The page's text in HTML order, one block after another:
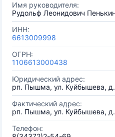
Имя руководителя:
Рудольф Леонидович Пенькин
ИНН:
6613009998
ОГРН:
1106613000438
Юридический адрес:
рп. Пышма, ул. Куйбышева,
Фактический адрес:
рп. Пышма, ул. Куйбышева,
Телефон: